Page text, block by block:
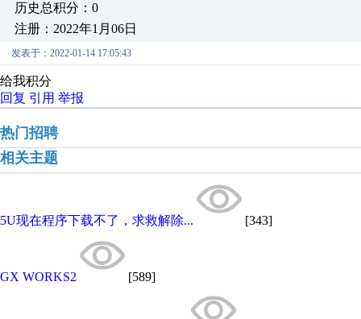
历史总积分：0
注册：2022年1月06日
发表于：2022-01-14 17:05:43
给我积分
回复 引用 举报
热门招聘
相关主题
5U现在程序下载不了，求救解除... [343]
GX WORKS2 [589]